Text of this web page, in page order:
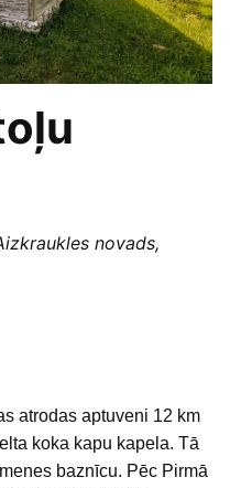
novads,
atrodas aptuveni 12 km
koka kapu kapela. Tā
baznīcu. Pēc Pirmā